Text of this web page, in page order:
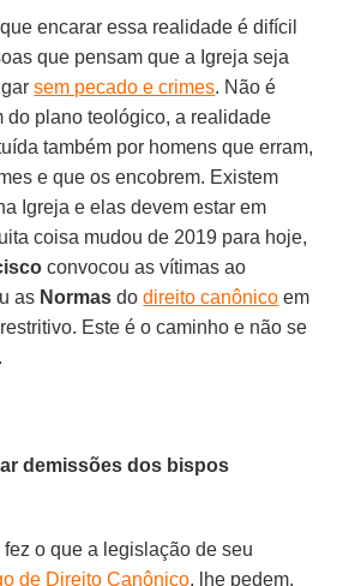
encarar essa realidade é difícil
que pensam que a Igreja seja
sem pecado e crimes. Não é
do plano teológico, a realidade
também por homens que erram,
e que os encobrem. Existem
Igreja e elas devem estar em
coisa mudou de 2019 para hoje,
convocou as vítimas ao
as Normas dodireito canônico em
Este é o caminho e não se
demissões dos bispos
o que a legislação de seu
de Direito Canônico, lhe pedem,